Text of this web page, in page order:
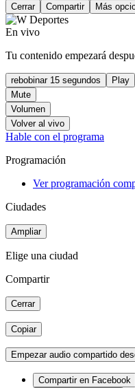
Cerrar
Compartir Más
En vivo
Tu contenido empezará
rebobinar 15 segundos Play
Mute
Volumen
Volver al vivo
Hable con el programa
Programación
Ver programación
Ciudades
Ampliar
Elige una ciudad
Compartir
Cerrar
Copiar
Empezar audio compartido
Compartir en Facebook